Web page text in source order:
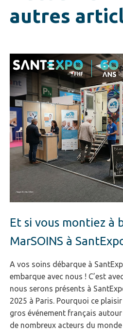
autres
Et si vous montiez à
MarSOINS à
A vos soins débarque à
embarque avec nous ! C’est
nous serons présents à
2025 à Paris. Pourquoi ce
gros événement français
de nombreux acteurs du